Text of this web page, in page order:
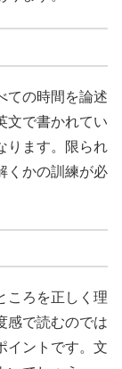
ての時間を論述
文で書かれてい
ります。限られ
くかの訓練が必
ころを正しく理
感で読むのでは
イントです。文